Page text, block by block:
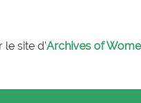
site d’Archives of